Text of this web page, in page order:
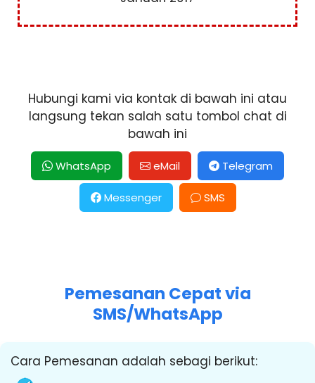
Hubungi kami via kontak di bawah ini atau
langsung tekan salah satu tombol chat di
bawah ini
WhatsApp eMail Telegram
Messenger SMS
Pemesanan Cepat via
SMS/WhatsApp
Cara Pemesanan adalah sebagi berikut: